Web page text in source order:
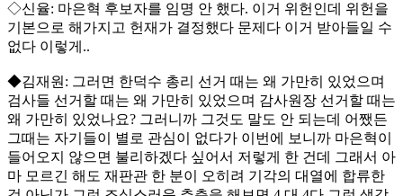
◇신율: 마은혁 후보자를 임명 안 했다. 이거 위헌인데 위헌을
기본으로 해가지고 헌재가 결정했다 문제다 이거 받아들일 수
없다 이렇게..
◆김재원: 그러면 한덕수 총리 선거 때는 왜 가만히 있었으며
검사들 선거할 때는 왜 가만히 있었으며 감사원장 선거할 때는
왜 가만히 있었나요? 그러니까 그것도 말도 안 되는데 어쨌든
그때는 자기들이 별로 관심이 없다가 이번에 보니까 마은혁이
들어오지 않으면 불리하겠다 싶어서 저렇게 한 건데 그래서 아
마 모르긴 해도 재판관 한 분이 오히려 기각의 대열에 합류한